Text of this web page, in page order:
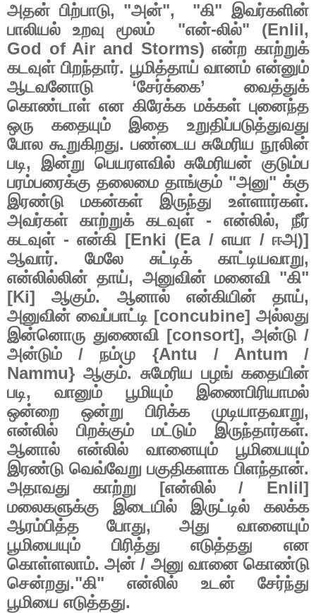
அதன் பிற்பாடு, "அன்", "கி"இவர்களின்
பாலியல்
உறவு மூலம் "என்-லில்" (Enlil,
God of Air and Storms)என்ற காற்றுக்
கடவுள் பிறந்தார். பூமித்தாய் வானம் என்னும்
ஆடவனோடு‘சேர்க்கை’ வைத்துக்
கொண்டாள் என கிரேக்க மக்கள் புனைந்த
ஒரு
கதையும் இதை
உறுதிப்படுத்துவது
போல கூறுகிறது. பண்டைய சுமேரிய நூலின்
படி, இன்று பெயரளவில் சுமேரியன் குடும்ப
பரம்பரைக்கு தலைமை தாங்கும் "அனு" க்கு
இரண்டு
மகன்கள் இருந்து உள்ளார்கள்.
அவர்கள்
காற்றுக் கடவுள்- என்லில், நீர்
கடவுள்- என்கி [Enki (Ea / எயா / ஈஅ)]
ஆவார். மேலே சுட்டிக் காட்டியவாறு,
என்லில்லின் தாய், அனுவின் மனைவி "கி"
[Ki]ஆகும். ஆனால் என்கியின் தாய்,
அனுவின் வைப்பாட்டி [concubine] அல்லது
இன்னொரு துணைவி[consort],அன்டு/
அன்டும் / நம்மு {Antu / Antum /
Nammu} ஆகும். சுமேரிய பழங் கதையின்
படி, வானும் பூமியும்
இணைபிரியாமல்
ஒன்றை
ஒன்று பிரிக்க முடியாதவாறு,
என்லில்
பிறக்கும் மட்டும் இருந்தார்கள்.
ஆனால்
என்லில் வானையும்
பூமியையும்
இரண்டு வெவ்வேறு பகுதிகளாக பிளந்தான்.
அதாவது
காற்று [என்லில்/ Enlil]
மலைகளுக்கு
இடையில் இருட்டில்
கலக்க
ஆரம்பித்த
போது, அது
வானையும்
பூமியையும்
பிரித்து எடுத்தது
என
கொள்ளலாம்.அன் / அனு வானை கொண்டு
சென்றது."கி"என்லில் உடன்
சேர்ந்து
பூமியை எடுத்தது.